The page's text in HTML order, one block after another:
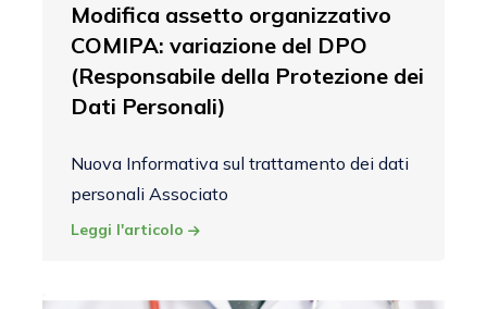
Modifica assetto organizzativo
COMIPA: variazione del DPO
(Responsabile della Protezione dei
Dati Personali)
Nuova Informativa sul trattamento dei dati
personali Associato
Leggi l'articolo